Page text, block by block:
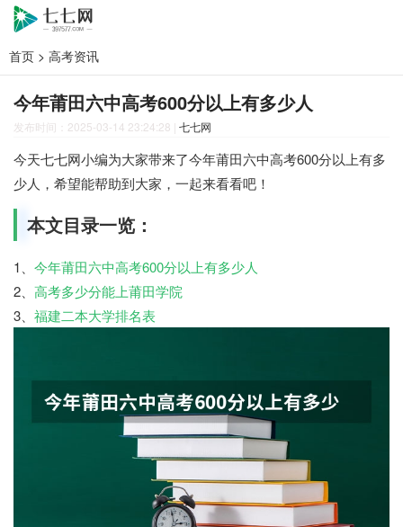
首页 > 高考资讯
今年莆田六中高考600分以上有多少人
发布时间：2025-03-14 23:24:28 | 七七网
今天七七网小编为大家带来了今年莆田六中高考600分以上有多
少人，希望能帮助到大家，一起来看看吧！
本文目录一览：
1、 今年莆田六中高考600分以上有多少人
2、 高考多少分能上莆田学院
3、 福建二本大学排名表